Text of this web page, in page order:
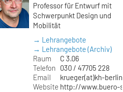
Professor für Entwurf mit
Schwerpunkt Design und
Mobilität
→ Lehrangebote
→ Lehrangebote (Archiv)
Raum
C 3.06
Telefon
030 / 47705 228
Email
krueger(at)kh-
Website http://www.buero-